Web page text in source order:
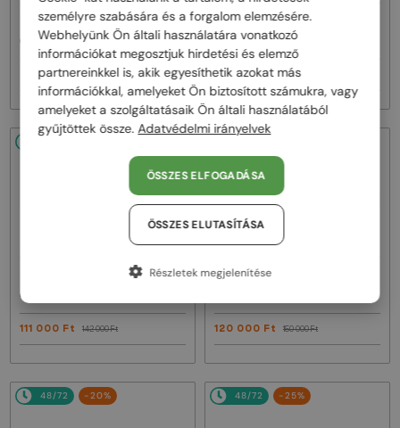
Celine—Napszemüvegek
CL40242I - 01B - 53
93 000 Ft 116 000 Ft
Celine—Napszemüvegek
CL40246U-Y - 30H - 61
111 000 Ft 142 000 Ft
Napszemüvegek
CL40246U-Y - 30N - 59
111 000 Ft 142 000 Ft
Celine—Napszemüvegek
120 000 Ft 150 000 Ft
48/72 -20% 48/72 -25%
személyre szabására és a forgalom elemzésére.
Webhelyünk Ön általi használatára vonatkozó
információkat megosztjuk hirdetési és elemző
partnereinkkel is, akik egyesíthetik azokat más
információkkal, amelyeket Ön biztosított számukra, vagy
amelyeket a szolgáltatásaik Ön általi használatából
gyűjtöttek össze. Adatvédelmi irányelvek
ÖSSZES ELFOGADÁSA
ÖSSZES ELUTASÍTÁSA
Részletek megjelenítése